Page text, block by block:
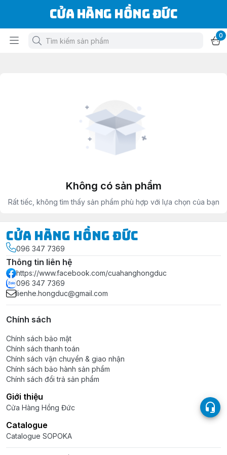
Cửa Hàng Hồng Đức
0
Không có sản phẩm
Rất tiếc, không tìm thấy sản phẩm phù hợp với lựa chọn của bạn
Cửa Hàng Hồng Đức
096 347 7369
Thông tin liên hệ
https://www.facebook.com/cuahanghongduc
096 347 7369
lienhe.hongduc@gmail.com
Chính sách
Chính sách bảo mật
Chính sách thanh toán
Chính sách vận chuyển & giao nhận
Chính sách bảo hành sản phẩm
Chính sách đổi trả sản phẩm
Giới thiệu
Cửa Hàng Hồng Đức
Catalogue
Catalogue SOPOKA